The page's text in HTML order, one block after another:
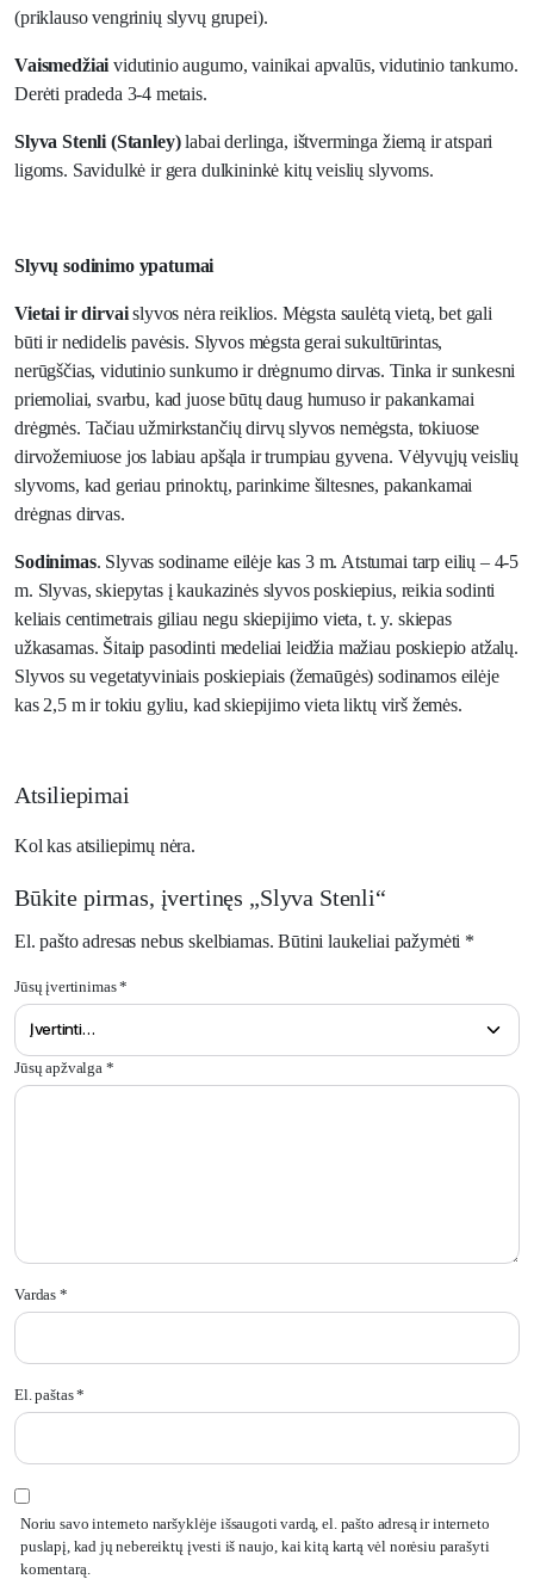
(priklauso vengrinių slyvų grupei).
Vaismedžiai vidutinio augumo, vainikai apvalūs, vidutinio tankumo.
Derėti pradeda 3-4 metais.
Slyva Stenli (Stanley)labai derlinga, ištverminga žiemą ir atspari
ligoms. Savidulkė ir gera dulkininkė kitų veislių slyvoms.
Slyvų sodinimo ypatumai
Vietai ir dirvaislyvos nėra reiklios. Mėgsta saulėtą vietą, bet gali
būti ir nedidelis pavėsis. Slyvos mėgsta gerai sukultūrintas,
nerūgščias, vidutinio sunkumo ir drėgnumo dirvas. Tinka ir sunkesni
priemoliai, svarbu, kad juose būtų daug humuso ir pakankamai
drėgmės. Tačiau užmirkstančių dirvų slyvos nemėgsta, tokiuose
dirvožemiuose jos labiau apšąla ir trumpiau gyvena. Vėlyvųjų veislių
slyvoms, kad geriau prinoktų, parinkime šiltesnes, pakankamai
drėgnas dirvas.
Sodinimas. Slyvas sodiname eilėje kas 3 m. Atstumai tarp eilių – 4-5
m. Slyvas, skiepytas į kaukazinės slyvos poskiepius, reikia sodinti
keliais centimetrais giliau negu skiepijimo vieta, t. y. skiepas
užkasamas. Šitaip pasodinti medeliai leidžia mažiau poskiepio atžalų.
Slyvos su vegetatyviniais poskiepiais (žemaūgės) sodinamos eilėje
kas 2,5 m ir tokiu gyliu, kad skiepijimo vieta liktų virš žemės.
Atsiliepimai
Kol kas atsiliepimų nėra.
Būkite pirmas, įvertinęs „Slyva Stenli“
El. pašto adresas nebus skelbiamas. Būtini laukeliai pažymėti *
Jūsų įvertinimas*
Jūsų apžvalga *
Vardas *
El. paštas*
Noriu savo interneto naršyklėje išsaugoti vardą, el. pašto adresą ir interneto
puslapį, kad jų nebereiktų įvesti iš naujo, kai kitą kartą vėl norėsiu parašyti
komentarą.